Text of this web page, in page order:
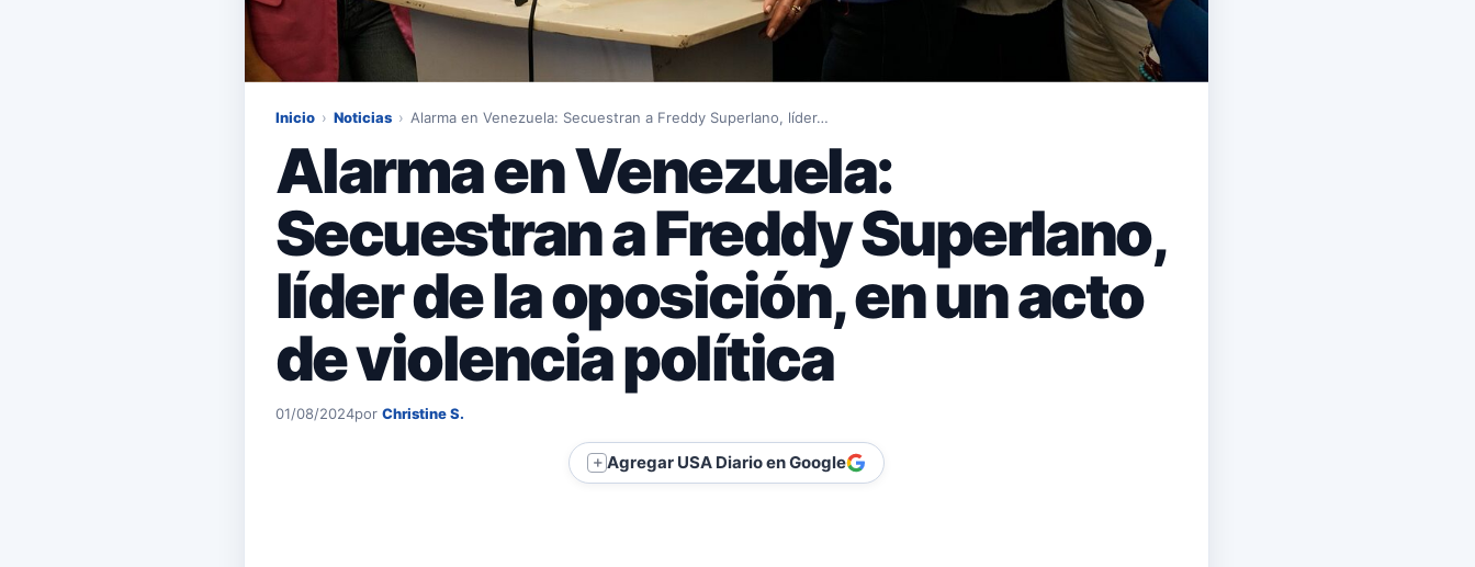
Inicio › Noticias › Alarma en Venezuela: Secuestran a Freddy Superlano, líder…
Alarma en Venezuela:
Secuestran a Freddy Superlano,
líder de la oposición, en un acto
de violencia política
01/08/2024por Christine S.
＋ Agregar USA Diario en Google